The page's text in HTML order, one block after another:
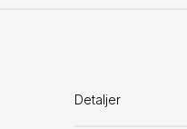
Detaljer